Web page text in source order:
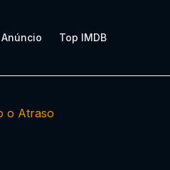
Anúncio Top IMDB
o Atraso